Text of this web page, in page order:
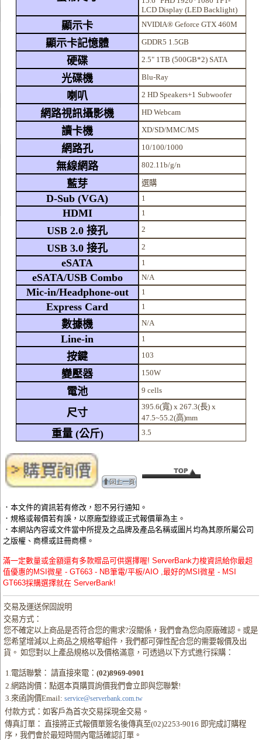
LCD Display (LED Backlight)
顯示卡 NVIDIA® Geforce GTX 460M
顯示卡記憶體 GDDR5 1.5GB
硬碟 2.5" 1TB (500GB*2) SATA
光碟機 Blu-Ray
喇叭 2 HD Speakers+1 Subwoofer
網路視訊攝影機 HD Webcam
讀卡機 XD/SD/MMC/MS
網路孔 10/100/1000
無線網路 802.11b/g/n
藍芽 選購
D-Sub (VGA) 1
HDMI 1
USB 2.0 接孔 2
USB 3.0 接孔 2
eSATA 1
eSATA/USB Combo N/A
Mic-in/Headphone-out 1
Express Card 1
數據機 N/A
Line-in 1
按鍵 103
變壓器 150W
電池 9 cells
尺寸
395.6(寬) x 267.3(長) x
47.5~55.2(高)mm
重量 (公斤) 3.5
．本文件的資訊若有修改，恕不另行通知。
．規格或報價若有誤，以原廠型錄或正式報價單為主。
．本網站內容或文件當中所提及之品牌及產品名稱或圖片均為其原所屬公司
之版權、商標或註冊商標。
滿一定數量或金額還有多款贈品可供選擇喔! ServerBank力梭資訊給你最超
值優惠的MSI微星 - GT663 - NB筆電/平板/AIO ,最好的MSI微星 - MSI
GT663採購選擇就在 ServerBank!
交易及運送保固說明
交易方式：
您不確定以上商品是否符合您的需求?沒關係，我們會為您向原廠確認。或是
您希望增減以上商品之規格零組件，我們都可彈性配合您的需要報價及出
貨。 如您對以上產品規格以及價格滿意，可透過以下方式進行採購：
1.電話聯繫： 請直接來電：(02)8969-0901
2.網路詢價：點選本頁購買詢價我們會立即與您聯繫!
3.來函詢價Email: service@serverbank.com.tw
付款方式：如客戶為首次交易採現金交易。
傳真訂單： 直接將正式報價單簽名後傳真至(02)2253-9016 即完成訂購程
序，我們會於最短時間內電話確認訂單。